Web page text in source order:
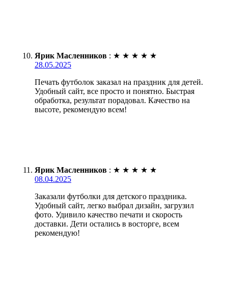
Ярик Масленников : ★ ★ ★ ★ ★
28.05.2025
Печать футболок заказал на праздник для детей.
Удобный сайт, все просто и понятно. Быстрая
обработка, результат порадовал. Качество на
высоте, рекомендую всем!
Ярик Масленников : ★ ★ ★ ★ ★
08.04.2025
Заказали футболки для детского праздника.
Удобный сайт, легко выбрал дизайн, загрузил
фото. Удивило качество печати и скорость
доставки. Дети остались в восторге, всем
рекомендую!